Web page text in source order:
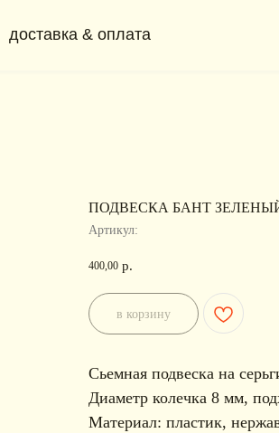
& оплата + 7
ПОДВЕСКА БАНТ
Артикул:
400,00 р.
в корзину
Сьемная подвеска на
Диаметр колечка 8 мм,
Материал: пластик,